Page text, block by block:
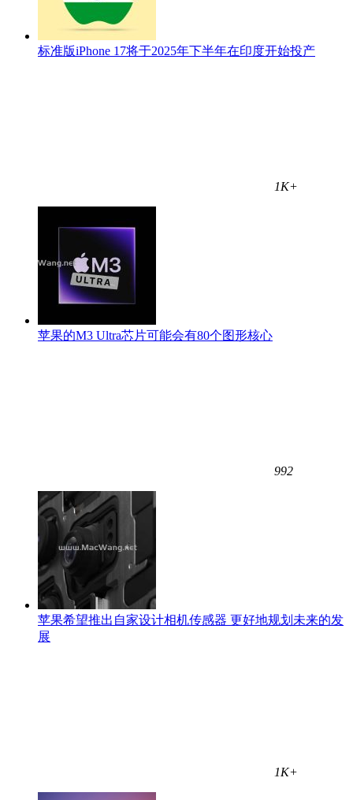
标准版iPhone 17将于2025年下半年在印度开始投产
1K+
苹果的M3 Ultra芯片可能会有80个图形核心
992
苹果希望推出自家设计相机传感器 更好地规划未来的发
展
1K+